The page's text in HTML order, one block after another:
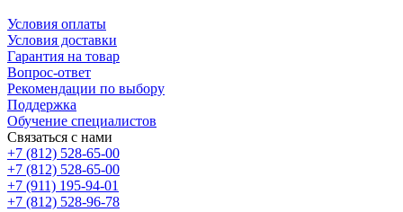
Условия оплаты
Условия доставки
Гарантия на товар
Вопрос-ответ
Рекомендации по выбору
Поддержка
Обучение специалистов
Связаться с нами
+7 (812) 528-65-00
+7 (812) 528-65-00
+7 (911) 195-94-01
+7 (812) 528-96-78